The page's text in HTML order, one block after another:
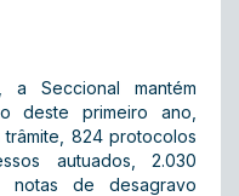
a Seccional mantém
deste primeiro ano,
trâmite, 824 protocolos
autuados, 2.030
notas de desagravo